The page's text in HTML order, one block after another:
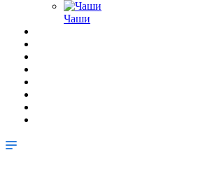
Чаши